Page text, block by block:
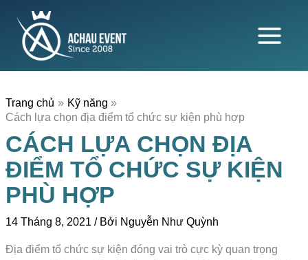
Trang chủ
Kỹ năng
Cách lựa chọn địa điểm tổ chức sự kiện phù hợp
CÁCH LỰA CHỌN ĐỊA
ĐIỂM TỔ CHỨC SỰ KIỆN
PHÙ HỢP
14 Tháng 8, 2021/ Bởi Nguyễn Như Quỳnh
Địa điểm tổ chức sự kiện đóng vai trò cực kỳ quan trọng